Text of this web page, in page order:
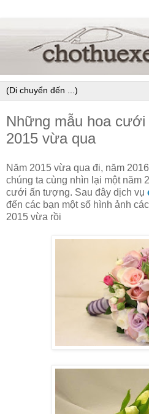
Những mẫu hoa cưới
2015 vừa qua
Năm 2015 vừa qua đi, năm
chúng ta cùng nhìn lại một năm
cưới ấn tượng. Sau đây dịch vụ
đến các bạn một số hình ảnh
2015 vừa rồi